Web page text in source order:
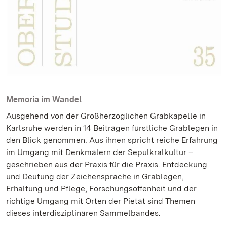
Memoria im Wandel
Ausgehend von der Großherzoglichen Grabkapelle in
Karlsruhe werden in 14 Beiträgen fürstliche Grablegen in
den Blick genommen. Aus ihnen spricht reiche Erfahrung
im Umgang mit Denkmälern der Sepulkralkultur –
geschrieben aus der Praxis für die Praxis. Entdeckung
und Deutung der Zeichensprache in Grablegen,
Erhaltung und Pflege, Forschungsoffenheit und der
richtige Umgang mit Orten der Pietät sind Themen
dieses interdisziplinären Sammelbandes.